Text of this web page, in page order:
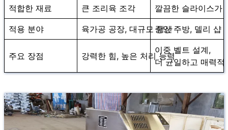
적합한 재료 큰 조리육 조각 깔끔한 슬라이스가
적용 분야 육가공 공장, 대규모 생산중앙 주방, 델리 샵
주요 장점 강력한 힘, 높은 처리 능력
이중 벨트 설계,
더 균일하고 매력적